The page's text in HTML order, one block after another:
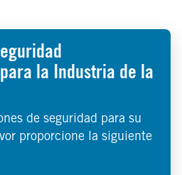
la Industria de la
de seguridad para su
proporcione la siguiente